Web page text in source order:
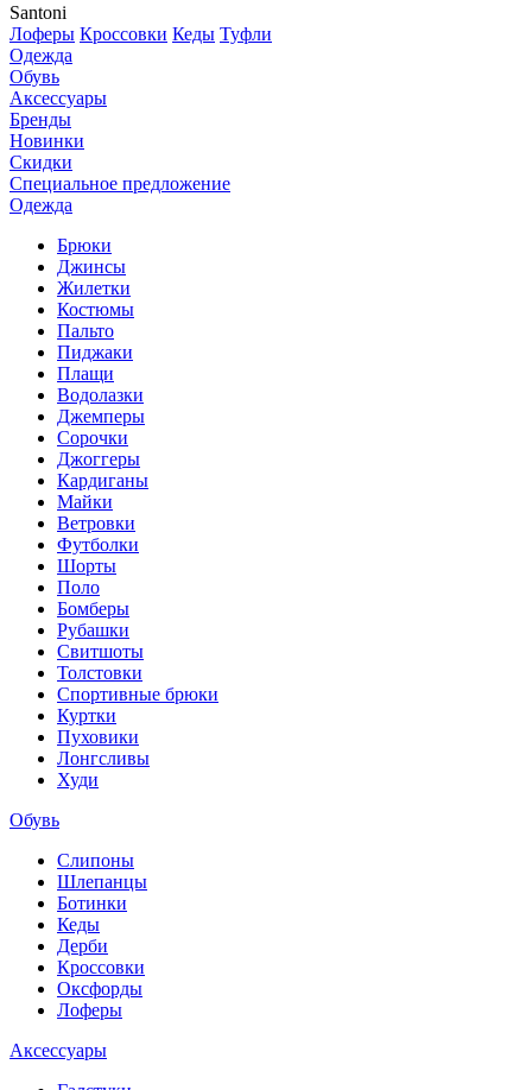
Santoni
Лоферы Кроссовки Кеды Туфли
Одежда
Обувь
Аксессуары
Бренды
Новинки
Скидки
Специальное предложение
Одежда
Брюки
Джинсы
Жилетки
Костюмы
Пальто
Пиджаки
Плащи
Водолазки
Джемперы
Сорочки
Джоггеры
Кардиганы
Майки
Ветровки
Футболки
Шорты
Поло
Бомберы
Рубашки
Свитшоты
Толстовки
Спортивные брюки
Куртки
Пуховики
Лонгсливы
Худи
Обувь
Слипоны
Шлепанцы
Ботинки
Кеды
Дерби
Кроссовки
Оксфорды
Лоферы
Аксессуары